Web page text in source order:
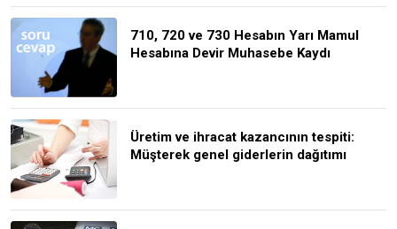
710, 720 ve 730 Hesabın Yarı Mamul
Hesabına Devir Muhasebe Kaydı
Üretim ve ihracat kazancının tespiti:
Müşterek genel giderlerin dağıtımı